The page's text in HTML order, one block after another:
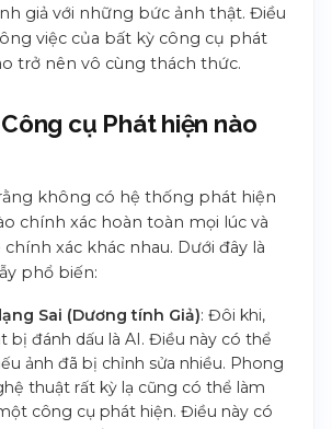
giả với những bức ảnh thật. Điều
việc của bất kỳ công cụ phát
trở nên vô cùng thách thức.
cụ Phát hiện nào
không có hệ thống phát hiện
chính xác hoàn toàn mọi lúc và
xác khác nhau. Dưới đây là
phổ biến:
Sai (Dương tính Giả): Đôi khi,
bị đánh dấu là AI. Điều này có thể
ảnh đã bị chỉnh sửa nhiều. Phong
thuật rất kỳ lạ cũng có thể làm
công cụ phát hiện. Điều này có